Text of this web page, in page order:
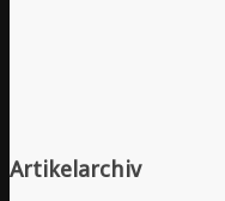
Artikelarchiv